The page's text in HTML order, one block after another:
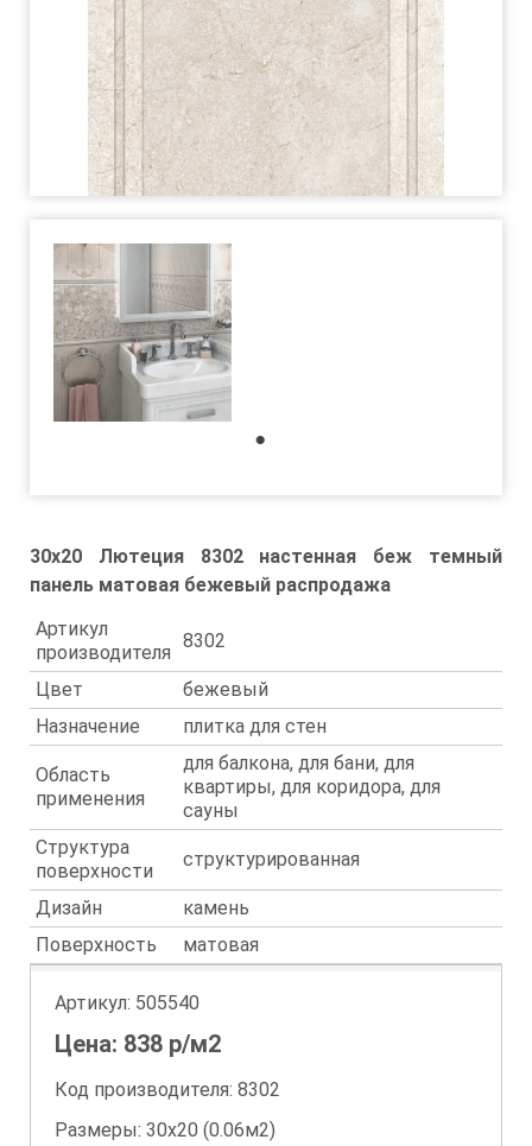
30x20 Лютеция 8302 настенная беж темный
панель матовая бежевый распродажа
Артикул
производителя
8302
Цвет
бежевый
Назначение
плитка для стен
Область
применения
для балкона, для бани, для
квартиры, для коридора, для
сауны
Структура
поверхности
структурированная
Дизайн
камень
Поверхность
матовая
Артикул: 505540
Цена: 838 р/м2
Код производителя: 8302
Размеры: 30х20 (0.06м2)